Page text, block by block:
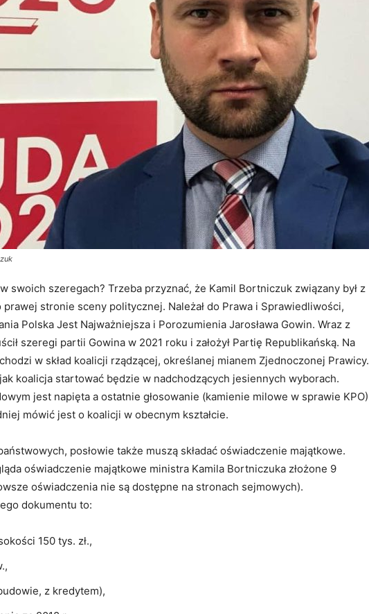
swoich szeregach? Trzeba przyznać, że Kamil Bortniczuk związany był z
stronie sceny politycznej. Należał do Prawa i Sprawiedliwości,
Polska Jest Najważniejsza i Porozumienia Jarosława Gowin. Wraz z
szeregi partii Gowina w 2021 roku i założył Partię Republikańską. Na
w skład koalicji rządzącej, określanej mianem Zjednoczonej Prawicy.
koalicja startować będzie w nadchodzących jesiennych wyborach.
jest napięta a ostatnie głosowanie (kamienie milowe w sprawie KPO)
mówić jest o koalicji w obecnym kształcie.
posłowie także muszą składać oświadczenie majątkowe.
oświadczenie majątkowe ministra Kamila Bortniczuka złożone 9
oświadczenia nie są dostępne na stronach sejmowych).
dokumentu to:
150 tys. zł.,
z kredytem),